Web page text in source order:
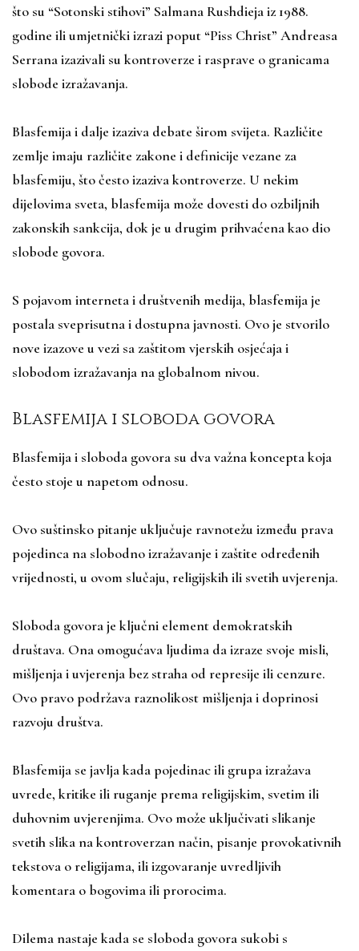
što su “Sotonski stihovi” Salmana Rushdieja iz 1988.
godine ili umjetnički izrazi poput “Piss Christ” Andreasa
Serrana izazivali su kontroverze i rasprave o granicama
slobode izražavanja.
Blasfemija i dalje izaziva debate širom svijeta. Različite
zemlje imaju različite zakone i definicije vezane za
blasfemiju, što često izaziva kontroverze. U nekim
dijelovima sveta, blasfemija može dovesti do ozbiljnih
zakonskih sankcija, dok je u drugim prihvaćena kao dio
slobode govora.
S pojavom interneta i društvenih medija, blasfemija je
postala sveprisutna i dostupna javnosti. Ovo je stvorilo
nove izazove u vezi sa zaštitom vjerskih osjećaja i
slobodom izražavanja na globalnom nivou.
Blasfemija i sloboda govora
Blasfemija i sloboda govora su dva važna koncepta koja
često stoje u napetom odnosu.
Ovo suštinsko pitanje uključuje ravnotežu između prava
pojedinca na slobodno izražavanje i zaštite određenih
vrijednosti, u ovom slučaju, religijskih ili svetih uvjerenja.
Sloboda govora je ključni element demokratskih
društava. Ona omogućava ljudima da izraze svoje misli,
mišljenja i uvjerenja bez straha od represije ili cenzure.
Ovo pravo podržava raznolikost mišljenja i doprinosi
razvoju društva.
Blasfemija se javlja kada pojedinac ili grupa izražava
uvrede, kritike ili ruganje prema religijskim, svetim ili
duhovnim uvjerenjima. Ovo može uključivati slikanje
svetih slika na kontroverzan način, pisanje provokativnih
tekstova o religijama, ili izgovaranje uvredljivih
komentara o bogovima ili prorocima.
Dilema nastaje kada se sloboda govora sukobi s